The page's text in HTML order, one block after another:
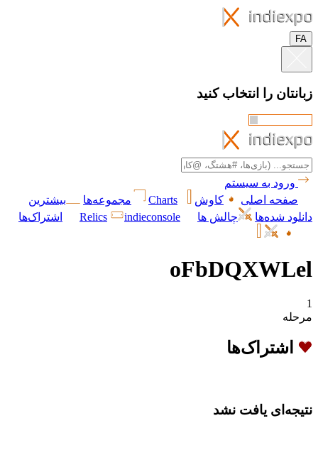
FA
زبانتان را انتخاب کنید
ورود به سیستم
صفحه اصلی
کاوش Charts مجموعه‌ها
بیشترین
دانلود شده‌ها
چالش ها Relics indieconsole اشتراک‌ها
oFbDQXWLel
1
مرحله
اشتراک‌ها
نتیجه‌ای یافت نشد